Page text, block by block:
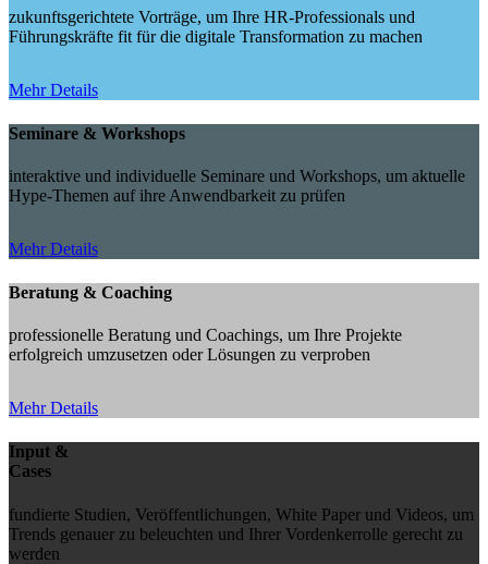
zukunftsgerichtete Vorträge, um Ihre HR-Professionals und
Führungskräfte fit für die digitale Transformation zu machen
Mehr Details
Seminare & Workshops
interaktive und individuelle Seminare und Workshops, um aktuelle
Hype-Themen auf ihre Anwendbarkeit zu prüfen
Mehr Details
Beratung & Coaching
professionelle Beratung und Coachings, um Ihre Projekte
erfolgreich umzusetzen oder Lösungen zu verproben
Mehr Details
Input &
Cases
fundierte Studien, Veröffentlichungen, White Paper und Videos, um
Trends genauer zu beleuchten und Ihrer Vordenkerrolle gerecht zu
werden